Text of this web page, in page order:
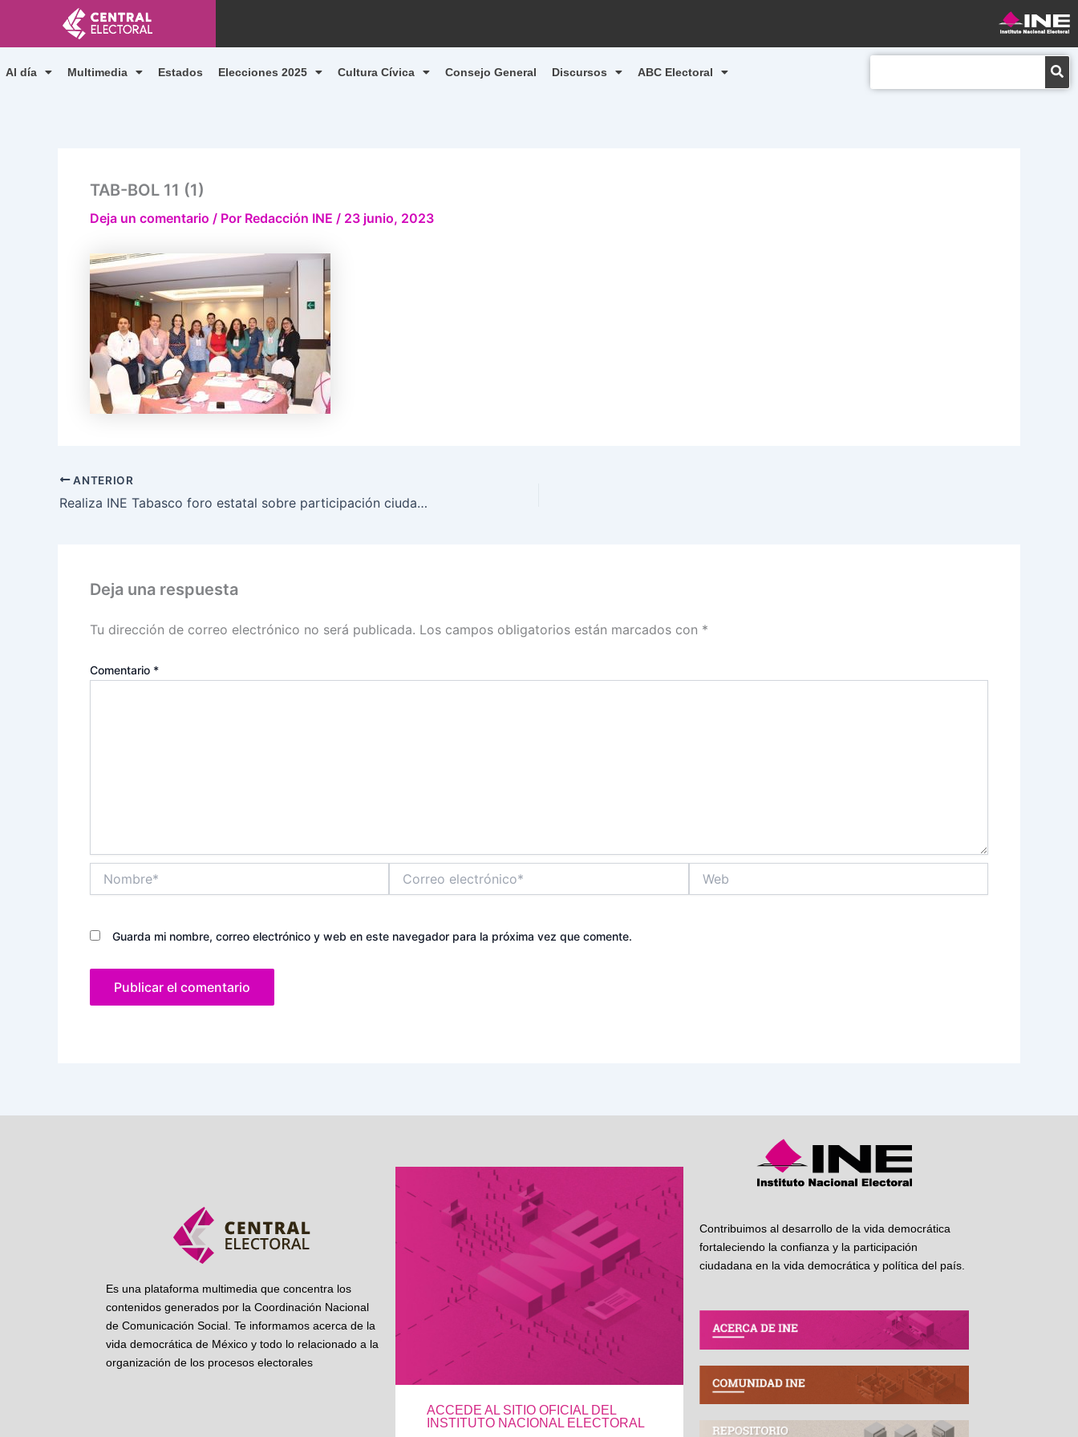
contenido
Al día Multimedia Estados Elecciones 2025 Cultura Cívica Consejo General Discursos ABC Electoral
TAB-BOL 11 (1)
Deja un comentario / Por Redacción INE / 23 junio, 2023
ANTERIOR
Realiza INE Tabasco foro estatal sobre participación ciudadana
Deja una respuesta
Tu dirección de correo electrónico no será publicada. Los campos obligatorios están marcados con *
Comentario *
electrónico*
Guarda mi nombre, correo electrónico y web en este navegador para la próxima vez que comente.
Es una plataforma multimedia que concentra los
contenidos generados por la Coordinación Nacional
de Comunicación Social. Te informamos acerca de la
vida democrática de México y todo lo relacionado a la
organización de los procesos electorales
ACCEDE AL SITIO OFICIAL DEL
INSTITUTO NACIONAL ELECTORAL
Contribuimos al desarrollo de la vida democrática
fortaleciendo la confianza y la participación
ciudadana en la vida democrática y política del país.